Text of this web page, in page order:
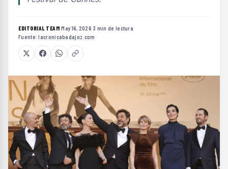
EDITORIAL TEAM·May 16, 2026·3 min de lectura·
Fuente:lacronicabadajoz.com